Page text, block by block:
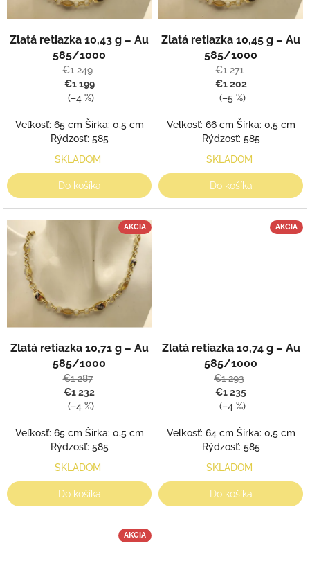
o
dZlatá retiazka 10,43 g – Au
585/1000
€1 249
€1 199
(–4 %)
Veľkosť: 65 cm Šírka: 0,5 cm
Rýdzosť: 585
SKLADOM
Do košíka
Zlatá retiazka 10,45 g – Au
585/1000
€1 271
€1 202
(–5 %)
Veľkosť: 66 cm Šírka: 0,5 cm
Rýdzosť: 585
SKLADOM
Do košíka
AKCIA
Zlatá retiazka 10,71 g – Au
585/1000
€1 287
€1 232
(–4 %)
Veľkosť: 65 cm Šírka: 0,5 cm
Rýdzosť: 585
SKLADOM
Do košíka
AKCIA
Zlatá retiazka 10,74 g – Au
585/1000
€1 293
€1 235
(–4 %)
Veľkosť: 64 cm Šírka: 0,5 cm
Rýdzosť: 585
SKLADOM
Do košíka
AKCIA